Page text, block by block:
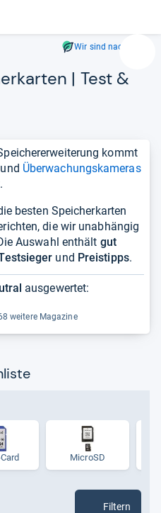
Geben
ein.
und
lassen
mit
den
Wir sind nachhaltig
| Test &
kommt
und Überwachungskameras
besten Speicherkarten
die wir unabhängig
Auswahl enthält gut
und Preistipps.
ausgewertet:
weitere Magazine
MicroSD
Filtern